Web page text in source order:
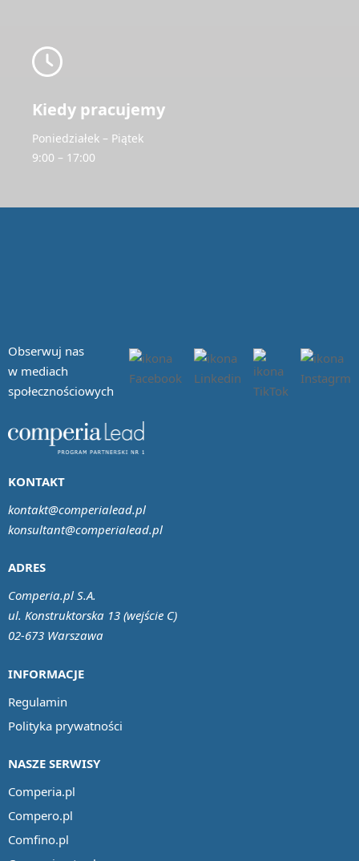
Kiedy pracujemy
Poniedziałek – Piątek
9:00 – 17:00
Obserwuj nas
w mediach
społecznościowych
INFORMACJE
Regulamin
Polityka prywatności
NASZE SERWISY
Comperia.pl
Compero.pl
Comfino.pl
ADRES
Comperia.pl S.A.
ul. Konstruktorska 13 (wejście C)
02-673 Warszawa
KONTAKT
kontakt@comperialead.pl
konsultant@comperialead.pl